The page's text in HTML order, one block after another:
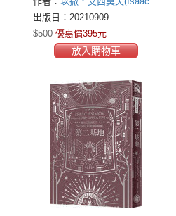
Asimov)
出版日：20210909
$500 優惠價395元
放入購物車